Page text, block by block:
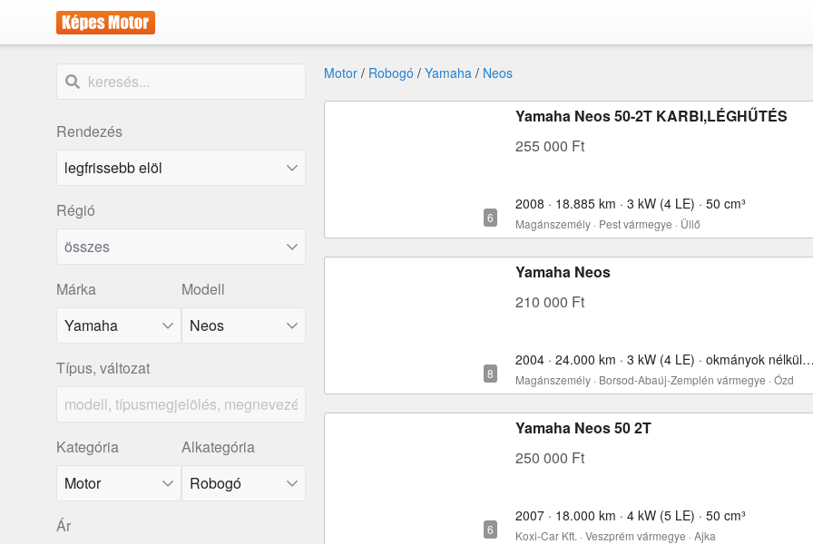
Rendezés
Régió
összes
Márka
Yamaha
Modell
Neos
Típus, változat
Kategória Alkategória
Ár
Motor / Robogó / Yamaha / Neos
Yamaha Neos 50-2T KARBI,LÉGHŰTÉS
255 000 Ft
2008 · 18.885 km · 3 kW (4 LE) · 50 cm³
Magánszemély · Pest vármegye · Üllő
Yamaha Neos
210 000 Ft
2004 · 24.000 km · 3 kW (4 LE) · okmányok nélkül · 50 cm³
Magánszemély · Borsod-Abaúj-Zemplén vármegye · Ózd
Yamaha Neos 50 2T
250 000 Ft
2007 · 18.000 km · 4 kW (5 LE) · 50 cm³
Koxi-Car Kft. · Veszprém vármegye · Ajka